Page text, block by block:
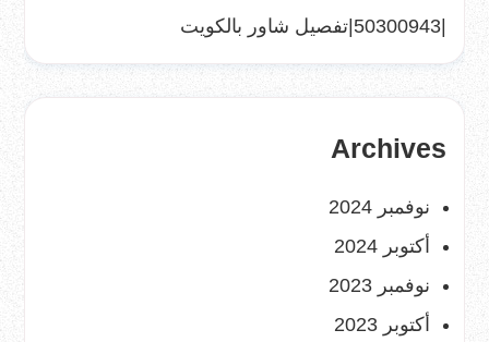
Archives
نوفمبر 2024
أكتوبر 2024
نوفمبر 2023
أكتوبر 2023